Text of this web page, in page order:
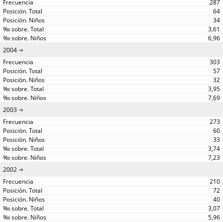
287
64
34
3,61
6,96
2004
303
57
32
3,95
7,69
2003
273
60
33
3,74
7,23
2002
210
72
40
3,07
5,96